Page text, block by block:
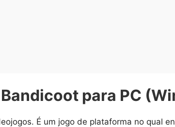
para PC
É um jogo de plataforma no qual